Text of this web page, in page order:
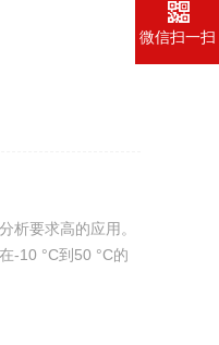
析要求高的应用。
-10 °C到50 °C的
微信扫一扫